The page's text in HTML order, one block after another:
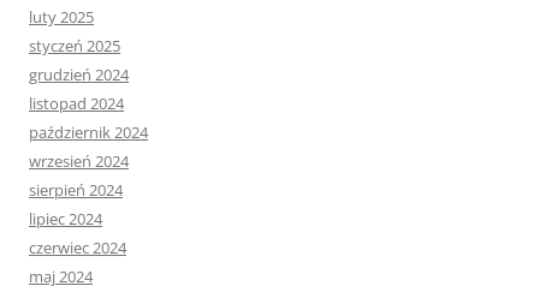
luty 2025
styczeń 2025
grudzień 2024
listopad 2024
październik 2024
wrzesień 2024
sierpień 2024
lipiec 2024
czerwiec 2024
maj 2024